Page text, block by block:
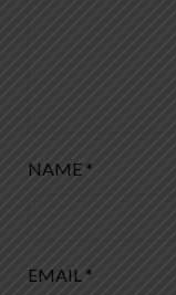
NAME *
EMAIL *